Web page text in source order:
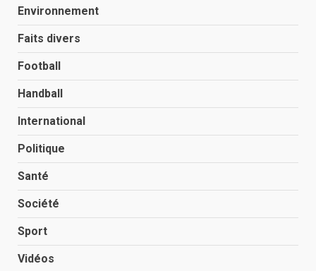
Environnement
Faits divers
Football
Handball
International
Politique
Santé
Société
Sport
Vidéos